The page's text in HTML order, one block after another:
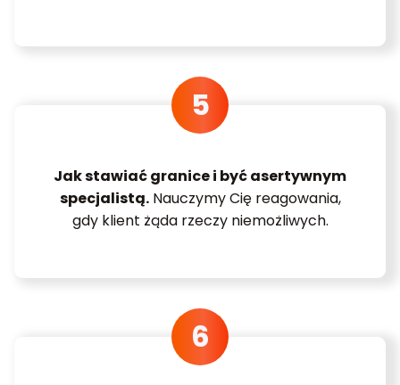
Jak stawiać granice i być asertywnym
specjalistą.Nauczymy Cię reagowania,
gdy klient żąda rzeczy niemożliwych.